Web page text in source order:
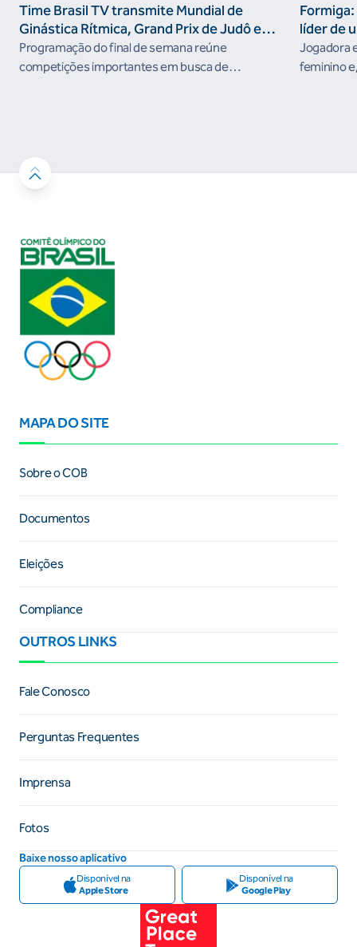
Time Brasil TV transmite Mundial de
Ginástica Rítmica, Grand Prix de Judô e
Brasileiro de Skate Street nesta semana
Programação do final de semana reúne
competições importantes em busca de
líder de
Jogadora
feminino
MAPA DO SITE
Sobre o COB
Documentos
Eleições
Compliance
OUTROS LINKS
Fale Conosco
Perguntas Frequentes
Imprensa
Fotos
Baixe nosso aplicativo
Disponível na
Apple Store
Disponível na
Google Play